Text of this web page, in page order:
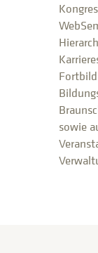
sowie